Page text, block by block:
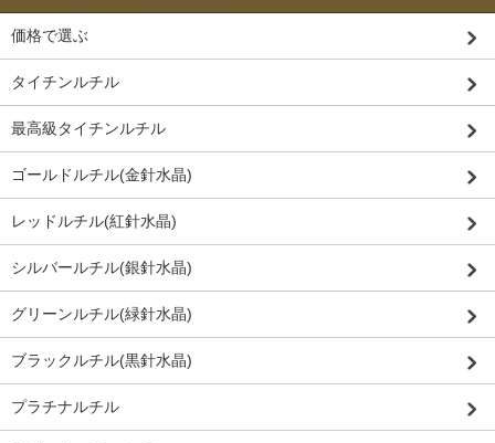
価格で選ぶ
タイチンルチル
最高級タイチンルチル
ゴールドルチル(金針水晶)
レッドルチル(紅針水晶)
シルバールチル(銀針水晶)
グリーンルチル(緑針水晶)
ブラックルチル(黒針水晶)
プラチナルチル